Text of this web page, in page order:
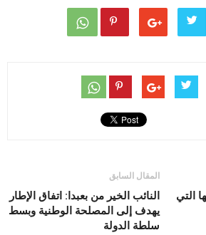
المقال السابق
النائب الخير من بعبدا: اتفاق الإطار
يهدف إلى المصلحة الوطنية وبسط
سلطة الدولة
التي